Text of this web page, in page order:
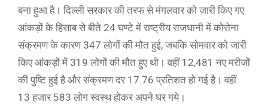
बना हुआ है। दिल्ली सरकार की तरफ से मंगलवार को जारी किए गए
आंकड़ों के हिसाब से बीते 24 घण्टे में राष्ट्रीय राजधानी में कोरोना
संक्रमण के कारण 347 लोगों की मौत हुई, जबकि सोमवार को जारी
किए आंकड़ों में 319 लोगों की मौत हुए थी। वहीं 12,481 नए मरीजों
की पुष्टि हुई है और संक्रमण दर 17.76 प्रतिशत हो गई है। वहीं
13 हजार 583 लोग स्वस्थ होकर अपने घर गये।